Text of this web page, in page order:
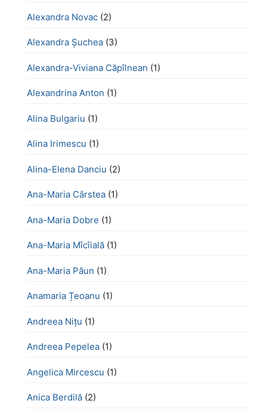
Alexandra Novac (2)
Alexandra Șuchea (3)
Alexandra-Viviana Căpîlnean (1)
Alexandrina Anton (1)
Alina Bulgariu (1)
Alina Irimescu (1)
Alina-Elena Danciu (2)
Ana-Maria Cârstea (1)
Ana-Maria Dobre (1)
Ana-Maria Mîcîială (1)
Ana-Maria Păun (1)
Anamaria Țeoanu (1)
Andreea Nițu (1)
Andreea Pepelea (1)
Angelica Mircescu (1)
Anica Berdilă (2)